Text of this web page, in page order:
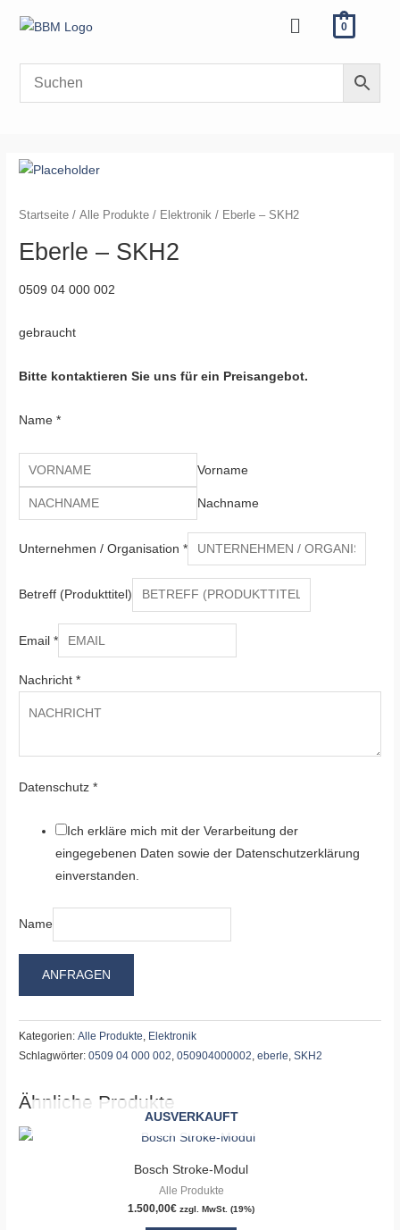
Inhalt
Menü 0
Startseite /Alle Produkte / Elektronik / Eberle – SKH2
Eberle – SKH2
0509 04 000 002
gebraucht
Bitte kontaktieren Sie uns für ein Preisangebot.
Name*
Vorname
Nachname
Unternehmen / Organisation*
Betreff (Produkttitel)
Email*
Nachricht*
Datenschutz*
Ich erkläre mich mit der Verarbeitung der
eingegebenen Daten sowie der Datenschutzerklärung
einverstanden.
Name
ANFRAGEN
Kategorien:Alle Produkte, Elektronik
Schlagwörter:0509 04 000 002,050904000002,eberle,SKH2
Ähnliche Produkte
AUSVERKAUFT
Bosch Stroke-Modul
Alle Produkte
1.500,00€ zzgl. MwSt. (19%)